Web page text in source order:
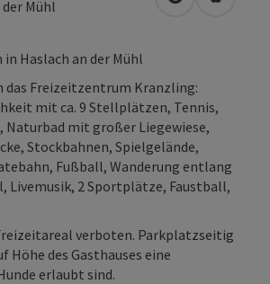
Mühl in Google
in
Haslach an der Mühl
das Freizeitzentrum Kranzling:
mit ca. 9 Stellplätzen, Tennis,
Naturbad mit großer Liegewiese,
Stockbahnen, Spielgelände,
Fußball, Wanderung entlang
Livemusik, 2 Sportplätze, Faustball,
verboten. Parkplatzseitig
Höhe des Gasthauses eine
erlaubt sind.